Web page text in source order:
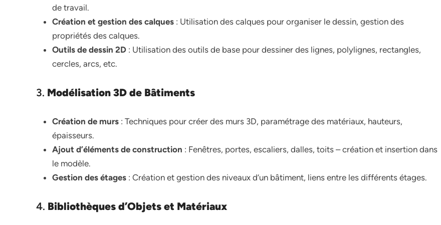
de travail.
Création et gestion des calques : Utilisation des calques pour organiser le dessin, gestion des
propriétés des calques.
Outils de dessin 2D : Utilisation des outils de base pour dessiner des lignes, polylignes, rectangles,
cercles, arcs, etc.
3. Modélisation 3D de Bâtiments
Création de murs : Techniques pour créer des murs 3D, paramétrage des matériaux, hauteurs,
épaisseurs.
Ajout d’éléments de construction : Fenêtres, portes, escaliers, dalles, toits – création et insertion dans
le modèle.
Gestion des étages : Création et gestion des niveaux d’un bâtiment, liens entre les différents étages.
4. Bibliothèques d’Objets et Matériaux